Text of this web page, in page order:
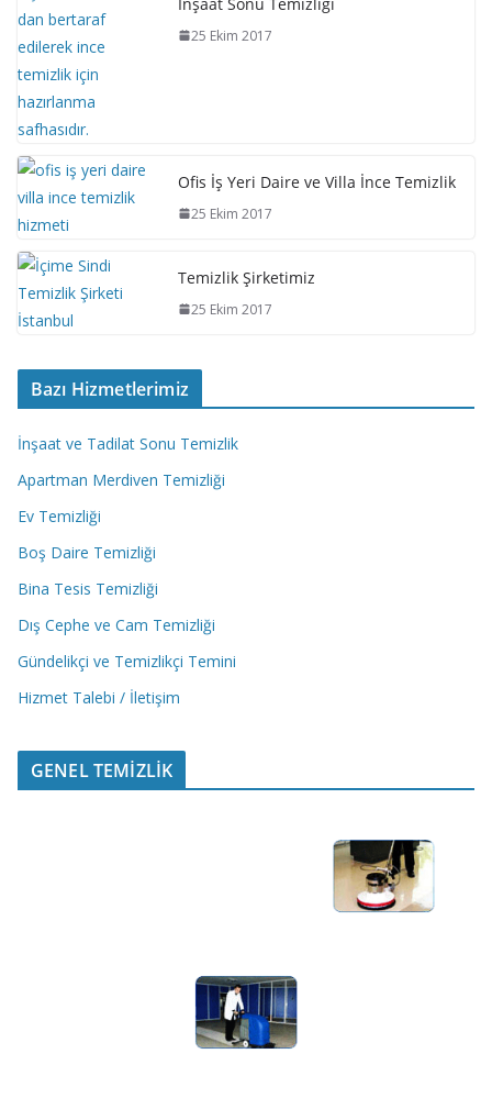
25 Ekim 2017
Ofis İş Yeri Daire ve Villa İnce Temizlik
25 Ekim 2017
Temizlik Şirketimiz
25 Ekim 2017
Bazı Hizmetlerimiz
İnşaat ve Tadilat Sonu Temizlik
Apartman Merdiven Temizliği
Ev Temizliği
Boş Daire Temizliği
Bina Tesis Temizliği
Dış Cephe ve Cam Temizliği
Gündelikçi ve Temizlikçi Temini
Hizmet Talebi / İletişim
GENEL TEMİZLİK